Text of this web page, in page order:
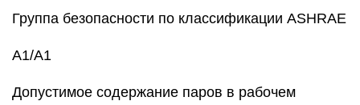
Группа безопасности по классификации ASHRAE
А1/А1
Допустимое содержание паров в рабочем